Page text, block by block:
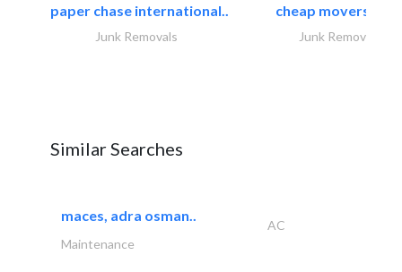
paper chase international..
Junk Removals
cheap movers
Junk Removals
Similar Searches
maces, adra osman..
AC
Maintenance